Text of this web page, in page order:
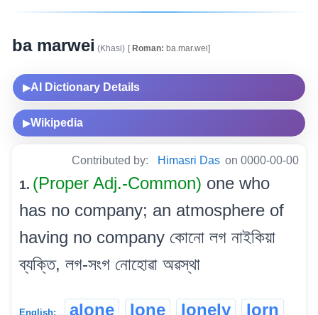
ba marwei (Khasi) [Roman: ba.mar.wei]
▶AI Dictionary Details
▶Wikipedia
Contributed by: Himasri Das on 0000-00-00
1. (Proper Adj.-Common) one who
has no company; an atmosphere of
having no company কোনো লগ নাইকিয়া
ব্যক্তি, লগ-সংগ নোহোৱা অৱস্থা
English: alone lone lonely
lorn